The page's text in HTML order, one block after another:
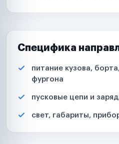
Специфика
питание кузова,
фургона
пусковые цепи и
свет, габариты,